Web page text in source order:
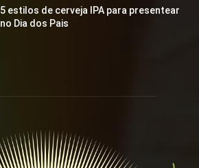
5 estilos de cerveja IPA para presentear
no Dia dos Pais